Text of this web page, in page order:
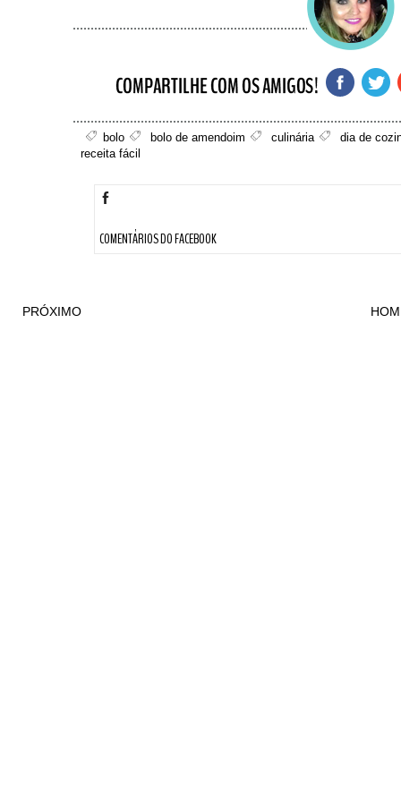
bolo bolo de amendoim culinária
dia de
receita fácil
COMENTÁRIOS DO FACEBOOK
PRÓXIMO